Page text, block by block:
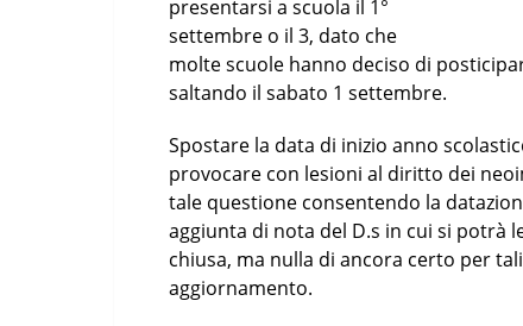
presentarsi a scuola il 1°
settembre o il 3, dato che
molte scuole hanno deciso di
saltando il sabato 1 settembre.
Spostare la data di inizio anno
provocare con lesioni al diritto dei
tale questione consentendo la
aggiunta di nota del D.s in cui si potrà
chiusa, ma nulla di ancora certo per
aggiornamento.